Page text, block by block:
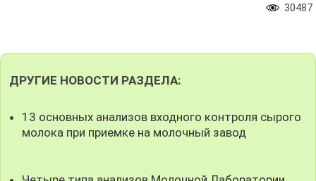
30487
ДРУГИЕ НОВОСТИ РАЗДЕЛА:
13 основных анализов входного контроля сырого
молока при приемке на молочный завод